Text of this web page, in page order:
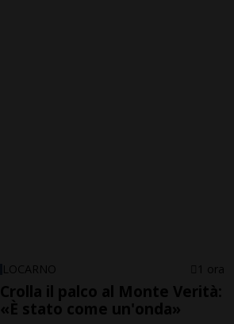
LOCARNO 1 ora
Crolla il palco al Monte Verità:
«È stato come un'onda»